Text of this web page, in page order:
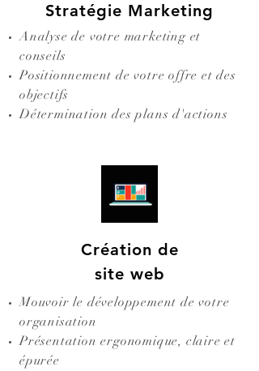
Stratégie Marketing
Analyse de votre marketing et
conseils
Positionnement de votre offre et des
objectifs
Détermination des plans d'actions
Création de
site web
Mouvoir le développement de votre
organisation
Présentation ergonomique, claire et
épurée